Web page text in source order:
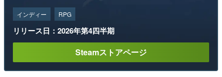
インディー RPG
リリース日：2026年第4四半期
Steamストアページ